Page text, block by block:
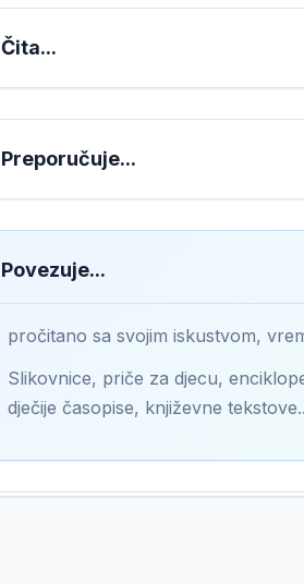
Čita...
Preporučuje...
Povezuje...
pročitano sa svojim iskustvom,
Slikovnice, priče za djecu,
dječije časopise, književne